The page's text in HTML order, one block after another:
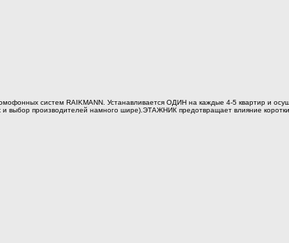
систем RAIKMANN. Устанавливается ОДИН на каждые 4-5 квартир и
выбор производителей намного шире).ЭТАЖНИК предотвращает влияние